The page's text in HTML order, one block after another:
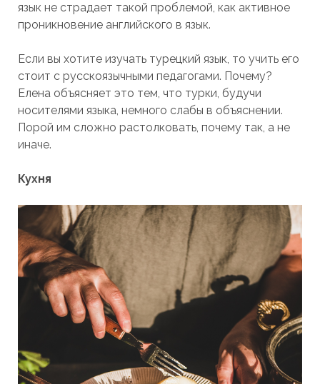
язык не страдает такой проблемой, как активное
проникновение английского в язык.
Если вы хотите изучать турецкий язык, то учить его
стоит с русскоязычными педагогами. Почему?
Елена объясняет это тем, что турки, будучи
носителями языка, немного слабы в объяснении.
Порой им сложно растолковать, почему так, а не
иначе.
Кухня